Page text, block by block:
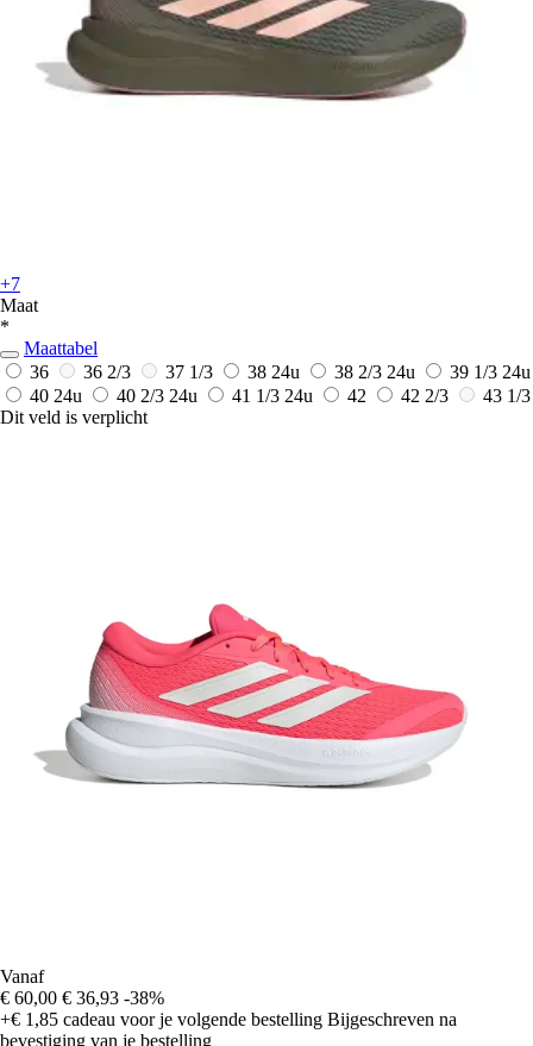
+7
Maat
*
Maattabel
36
36 2/3 37 1/3 38 24u 38 2/3 24u 39 1/3 24u
40 24u 40 2/3 24u 41 1/3 24u 42 42 2/3
43 1/3
Dit veld is verplicht
Vanaf
€ 60,00 € 36,93 -38%
+€ 1,85 cadeau voor je volgende bestelling Bijgeschreven na
bevestiging van je bestelling